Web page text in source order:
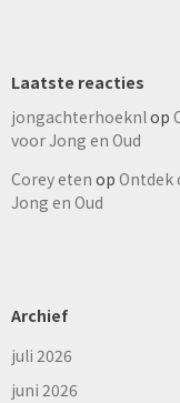
Laatste reacties
jongachterhoeknlop
voor Jong en Oud
Corey eten op Ontdek
Jong en Oud
Archief
juli 2026
juni 2026